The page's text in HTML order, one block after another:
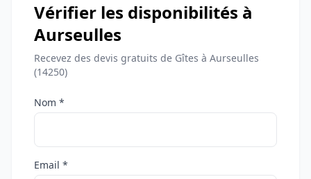
Vérifier les disponibilités à
Aurseulles
Recevez des devis gratuits de Gîtes à Aurseulles
(14250)
Nom *
Email *